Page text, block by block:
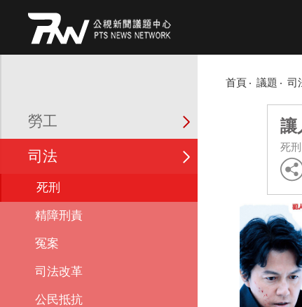
勞工
司法
死刑
精障刑責
冤案
司法改革
公民抵抗
首頁 議題 司
讓
死刑